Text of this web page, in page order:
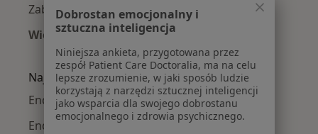
Zaburzenia miesiączkowania w Wrocławiu
Więcej (15)
Więcej w kategorii: Najczęście leczone
Najpopularniejsze ubezpieczenia
Endokrynolodzy z Allianz w Wrocławiu
Endokrynolodzy z NFZ w Wrocławiu
Dobrostan emocjonalny i
sztuczna inteligencja
Niniejsza ankieta, przygotowana przez
zespół Patient Care Doctoralia, ma na celu
lepsze zrozumienie, w jaki sposób ludzie
korzystają z narzędzi sztucznej inteligencji
jako wsparcia dla swojego dobrostanu
emocjonalnego i zdrowia psychicznego.